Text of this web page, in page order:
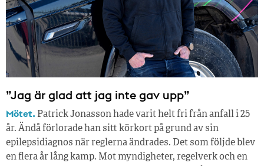
”Jag är glad att jag inte gav upp”
Mötet. Patrick Jonasson hade varit helt fri från anfall i 25
år. Ändå förlorade han sitt körkort på grund av sin
epilepsidiagnos när reglerna ändrades. Det som följde blev
en flera år lång kamp. Mot myndigheter, regelverk och en